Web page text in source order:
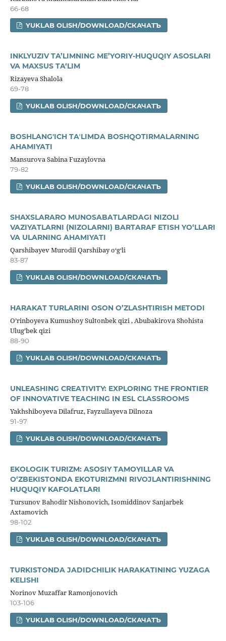
66-68
YUKLAB OLISH/DOWNLOAD/СКАЧАТЪ
INKLYUZIV TA’LIMNING ME’YORIY-HUQUQIY ASOSLARI
VA MAXSUS TA‘LIM
Rizayeva Shalola
69-78
YUKLAB OLISH/DOWNLOAD/СКАЧАТЪ
BOSHLANG'ICH TAʼLIMDA BOSHQOTIRMALARNING
AHAMIYATI
Mansurova Sabina Fuzaylovna
79-82
YUKLAB OLISH/DOWNLOAD/СКАЧАТЪ
SHAXSLARARO MUNOSABATLARDAGI NIZOLI
VAZIYATLARNI (NIZOLARNI) BARTARAF ETISH YO‘LLARI
VA ULARNING AHAMIYATI
Qarshibayev Murodil Qarshibay o‘g‘li
83-87
YUKLAB OLISH/DOWNLOAD/СКАЧАТЪ
HARAKAT TURLARINI OSON O’ZLASHTIRISH METODI
O’rinboyeva Kumushoy Sultonbek qizi , Abubakirova Shohista
Ulug’bek qizi
88-90
YUKLAB OLISH/DOWNLOAD/СКАЧАТЪ
UNLEASHING CREATIVITY: EXPLORING THE FRONTIER
OF INNOVATIVE TEACHING IN ESL CLASSROOMS
Yakhshiboyeva Dilafruz, Fayzullayeva Dilnoza
91-97
YUKLAB OLISH/DOWNLOAD/СКАЧАТЪ
EKOLOGIK TURIZM: ASOSIY TAMOYILLAR VA
O‘ZBEKISTONDA EKOTURIZMNI RIVOJLANTIRISHNING
HUQUQIY KAFOLATLARI
Tursunov Bahodir Nishonovich, Isomiddinov Sanjarbek
Axtamovich
98-102
YUKLAB OLISH/DOWNLOAD/СКАЧАТЪ
TURKISTONDA JADIDCHILIK HARAKATINING YUZAGA
KELISHI
Norinov Muzaffar Ramonjonovich
103-106
YUKLAB OLISH/DOWNLOAD/СКАЧАТЪ